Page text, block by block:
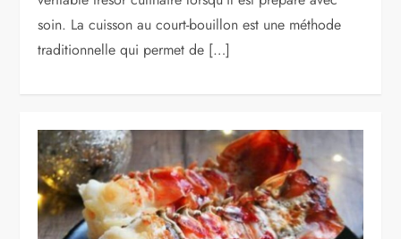
soin. La cuisson au court-bouillon est une méthode
traditionnelle qui permet de […]